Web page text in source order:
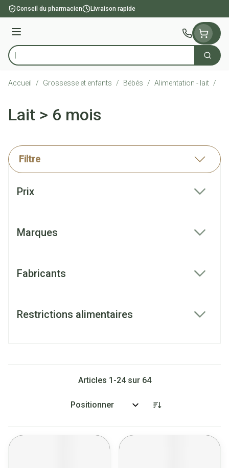
Aller au contenu
Conseil du pharmacien Livraison rapide
Menu
Rechercher
Accueil / Grossesse et enfants / Bébés / Alimentation - lait /
Lait > 6 mois
Filtre
Prix
Marques
Fabricants
Restrictions alimentaires
Articles 1 -24sur 64
Trier par: